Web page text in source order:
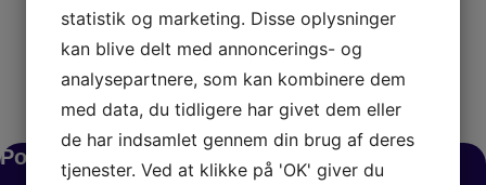
Poulstrup Vrejlev Sport 81
statistik og marketing. Disse oplysninger
kan blive delt med annoncerings- og
analysepartnere, som kan kombinere dem
med data, du tidligere har givet dem eller
de har indsamlet gennem din brug af deres
tjenester. Ved at klikke på 'OK' giver du